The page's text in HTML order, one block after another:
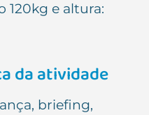
120kg e altura:
da atividade
briefing,